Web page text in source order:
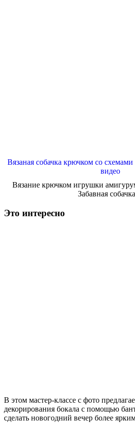
Вязаная собачка крючком со
видео
Вязание крючком игрушки
Забавная
Это интересно
В этом мастер-классе с фото
декорирования бокала с помощью
сделать новогодний вечер более